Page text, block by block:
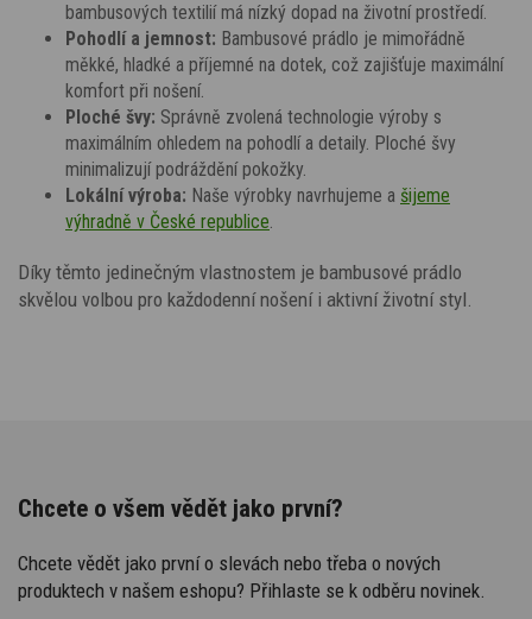
bambusových textilií má nízký dopad na životní prostředí.
Pohodlí a jemnost: Bambusové prádlo je mimořádně
měkké, hladké a příjemné na dotek, což zajišťuje maximální
komfort při nošení.
Ploché švy: Správně zvolená technologie výroby s
maximálním ohledem na pohodlí a detaily. Ploché švy
minimalizují podráždění pokožky.
Lokální výroba: Naše výrobky navrhujeme a šijeme
výhradně v České republice.
Díky těmto jedinečným vlastnostem je bambusové prádlo
skvělou volbou pro každodenní nošení i aktivní životní styl.
Chcete o všem vědět jako první?
Chcete vědět jako první o slevách nebo třeba o nových
produktech v našem eshopu? Přihlaste se k odběru novinek.